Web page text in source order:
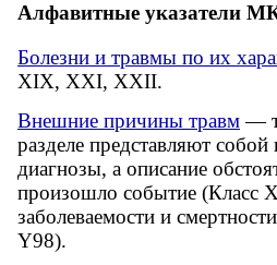
Алфавитные указатели
Болезни и травмы по их
XIX, XXI, XXII.
Внешние причины травм—
разделе представляют
диагнозы, а описание
произошло событие (Класс
заболеваемости и
Y98).